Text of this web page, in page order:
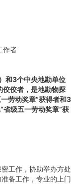
作者
和3个中央地勘单位
佼佼者，是地勘物探
劳动奖章”获得者和3
省级五一劳动奖章”获
工作，协助举办方处
备工作，专业的上门